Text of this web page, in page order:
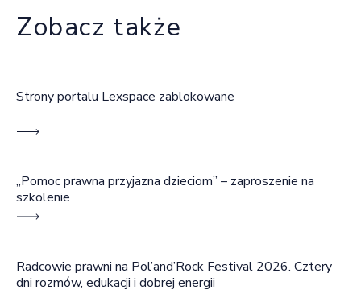
Zobacz także
Strony portalu Lexspace zablokowane
„Pomoc prawna przyjazna dzieciom” – zaproszenie na
szkolenie
Radcowie prawni na Pol’and’Rock Festival 2026. Cztery
dni rozmów, edukacji i dobrej energii